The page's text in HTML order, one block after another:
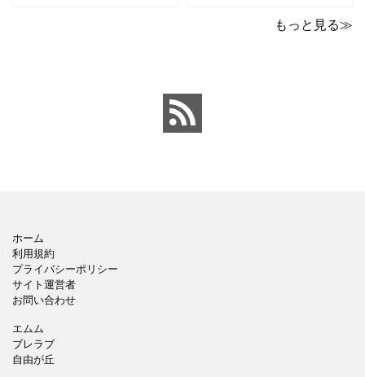
なパワーポイントのテン
トにおすすめします。 ダ
ウンロードしてテキス
もっと見る≫
ホーム
利用規約
プライバシーポリシー
サイト運営者
お問い合わせ
エムム
ブレラブ
自由が丘